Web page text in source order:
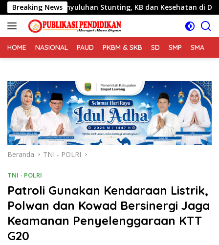
Langsung
ke
konten
Breaking News
Beri Penyuluhan Stunting, KB dan Kesehatan di Desa
HOME NASIONAL PAUD PKBM & SKB SD SMP SMA
Beranda TNI - POLRI
TNI - POLRI
Patroli Gunakan Kendaraan Listrik,
Polwan dan Kowad Bersinergi Jaga
Keamanan Penyelenggaraan KTT
G20